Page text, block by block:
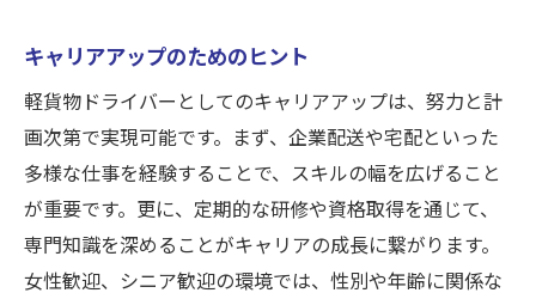
キャリアアップのためのヒント
軽貨物ドライバーとしてのキャリアアップは、努力と計
画次第で実現可能です。まず、企業配送や宅配といった
多様な仕事を経験することで、スキルの幅を広げること
が重要です。更に、定期的な研修や資格取得を通じて、
専門知識を深めることがキャリアの成長に繋がります。
女性歓迎、シニア歓迎の環境では、性別や年齢に関係な